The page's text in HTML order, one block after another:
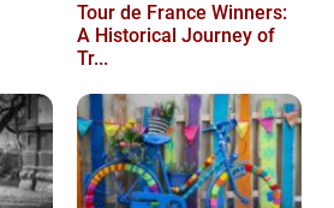
Tour de France Winners:
A Historical Journey of
Tr...